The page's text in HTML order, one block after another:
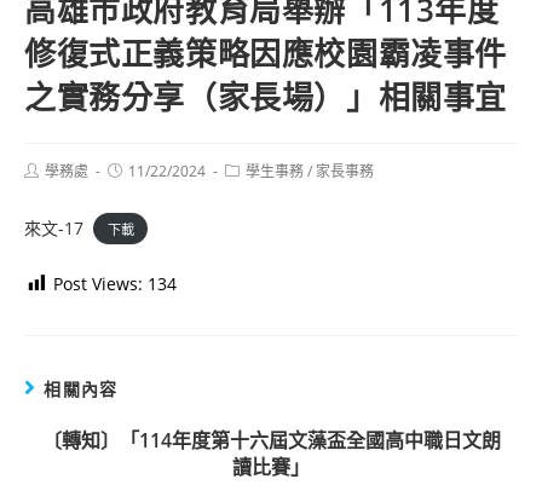
高雄市政府教育局舉辦「113年度
修復式正義策略因應校園霸凌事件
之實務分享（家長場）」相關事宜
Post學務處
Post11/22/2024
Post學生事務/ 家長事務
來文-17 下載
Post Views: 134
相關內容
〔轉知〕「114年度第十六屆文藻盃全國高中職日文朗
讀比賽」